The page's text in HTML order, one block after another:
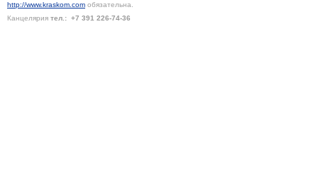
http://www.kraskom.com обязательна.
Канцелярия тел.: +7 391 226-74-36